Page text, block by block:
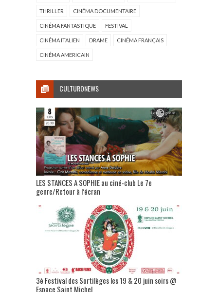
THRILLER CINÉMA DOCUMENTAIRE
CINÉMA FANTASTIQUE FESTIVAL
CINÉMA ITALIEN DRAME CINÉMA FRANÇAIS
CINÉMA AMERICAIN
CULTURONEWS
LES STANCES A SOPHIE au ciné-club Le 7e
genre/Retour à l’écran
3è Festival des Sortilèges les 19 & 20 juin soirs @
Espace Saint Michel